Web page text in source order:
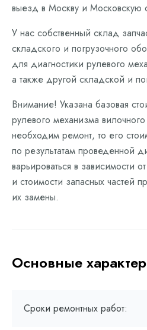
выезд в Москву и Московскую
У нас собственный склад
складского и погрузочного
для диагностики рулевого
а также другой складской и
Внимание! Указана базовая
рулевого механизма
необходим ремонт, то его
по результатам проведенной
варьироваться в зависимости
и стоимости запасных частей
их замены.
Основные
Сроки ремонтных работ: